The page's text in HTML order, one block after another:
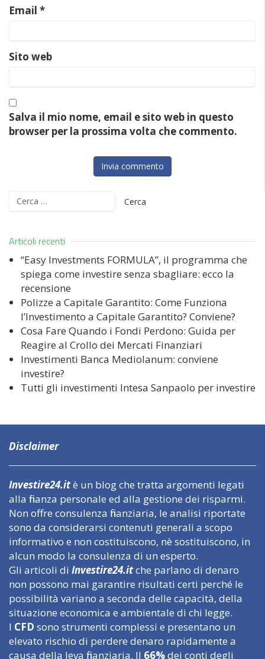
Email *
Sito web
Salva il mio nome, email e sito web in questo
browser per la prossima volta che commento.
Ricerca
Articoli recenti
“Easy Investments FORMULA”, il programma che
spiega come investire senza sbagliare: ecco la
recensione
Polizze a Capitale Garantito: Come Funziona
l’Investimento a Capitale Garantito? Conviene?
Cosa Fare Quando i Fondi Perdono: Guida per
Reagire al Crollo dei Mercati Finanziari
Investimenti Banca Mediolanum: conviene
investire?
Tutti gli investimenti Intesa Sanpaolo per investire
Disclaimer
Investire24.itè un blog che tratta argomenti legati
alla finanza personale ed alla gestione dei risparmi.
Non offre consulenza finanziaria, le analisi riportate
sono da considerarsi contenuti generali a scopo
informativo e non costituiscono, nè sostituiscono, in
alcun modo la consulenza di un esperto.
Gli articoli di Investire24.itche parlano di denaro
non possono mai garantire risultati certi perché le
possibilità variano a seconda delle capacità, della
situazione economica e ambientale di chi legge.
I CFD sono strumenti complessi e presentano un
elevato rischio di perdere denaro rapidamente a
causa della leva finanziaria. Il 66%dei conti degli